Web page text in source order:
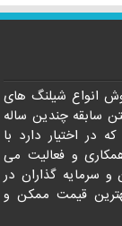
انواع شیلنگ های
سابقه چندین ساله
اختیار دارد با
و فعالیت می
و سرمایه گذاران در
قیمت ممکن و